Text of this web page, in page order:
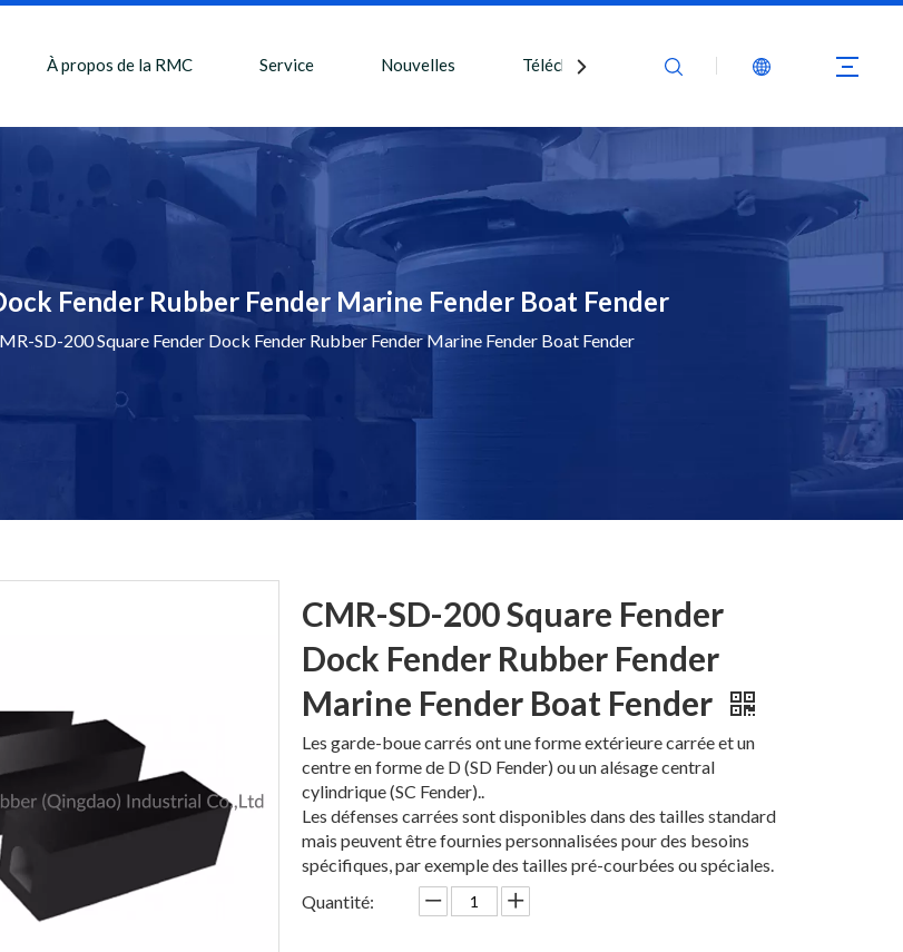
À propos de la RMC Service Nouvelles Télécharger Nous contacter
Fender Rubber Fender Marine Fender Boat Fender
SD-200 Square Fender Dock Fender Rubber Fender Marine Fender Boat Fender
CMR-SD-200 Square Fender
Dock Fender Rubber Fender
Marine Fender Boat Fender
Les garde-boue carrés ont une forme extérieure carrée et un
centre en forme de D (SD Fender) ou un alésage central
cylindrique (SC Fender)..
Les défenses carrées sont disponibles dans des tailles standard
mais peuvent être fournies personnalisées pour des besoins
spécifiques, par exemple des tailles pré-courbées ou spéciales.
Quantité: